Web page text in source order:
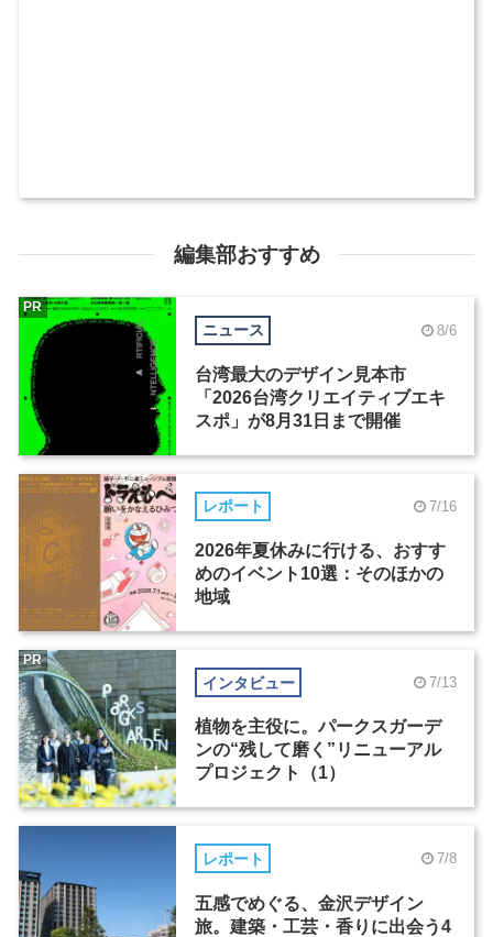
編集部おすすめ
ニュース 8/6
台湾最大のデザイン見本市
「2026台湾クリエイティブエキ
スポ」が8月31日まで開催
PR
レポート 7/16
2026年夏休みに行ける、おすす
めのイベント10選：そのほかの
地域
インタビュー 7/13
植物を主役に。パークスガーデ
ンの“残して磨く”リニューアル
プロジェクト（1）
PR
レポート 7/8
五感でめぐる、金沢デザイン
旅。建築・工芸・香りに出会う4